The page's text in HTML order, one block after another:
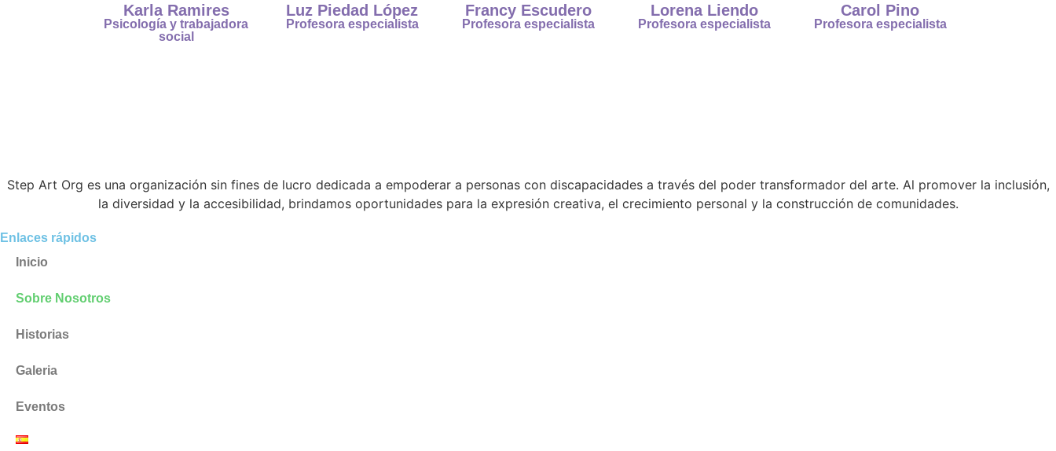
Karla Ramires
Psicología y trabajadora
social
Luz Piedad López
Profesora especialista
Francy Escudero
Profesora especialista
Lorena Liendo
Profesora especialista
Carol Pino
Profesora especialista
Step Art Org es una organización sin fines de lucro dedicada a empoderar a personas con discapacidades a través del poder transformador del arte. Al promover la inclusión,
la diversidad y la accesibilidad, brindamos oportunidades para la expresión creativa, el crecimiento personal y la construcción de comunidades.
Enlaces rápidos
Inicio
Sobre Nosotros
Historias
Galeria
Eventos